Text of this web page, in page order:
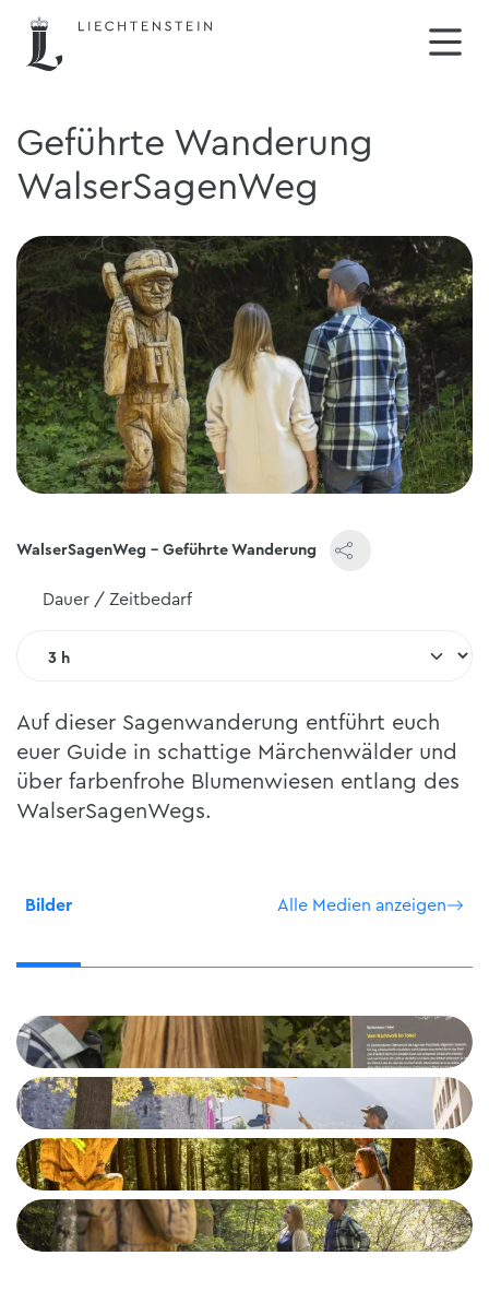
Geführte Wanderung
WalserSagenWeg
WalserSagenWeg - Geführte Wanderung
Dauer / Zeitbedarf
Auf dieser Sagenwanderung entführt euch
euer Guide in schattige Märchenwälder und
über farbenfrohe Blumenwiesen entlang des
WalserSagenWegs.
Bilder Alle Medien anzeigen